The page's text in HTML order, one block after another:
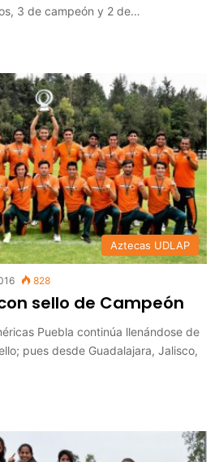
3 de campeón y 2 de…
Aztecas UDLAP
828
sello de Campeón
Puebla continúa llenándose de
pues desde Guadalajara, Jalisco,